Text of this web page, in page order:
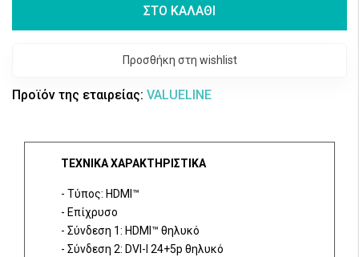
ΣΤΟ ΚΑΛΑΘΙ
Προσθήκη στη wishlist
Προϊόν της εταιρείας: VALUELINE
ΤΕΧΝΙΚΑ ΧΑΡΑΚΤΗΡΙΣΤΙΚΑ
- Τύπος: HDMI™
- Επίχρυσο
- Σύνδεση 1: HDMI™ θηλυκό
- Σύνδεση 2: DVI-I 24+5p θηλυκό